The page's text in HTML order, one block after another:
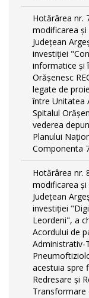
Hotărârea nr.
modificarea
Județean
investiției
informatice și
Orășenesc
legate de
între Unitatea
Spitalul
vederea
Planului
Componenta
Hotărârea nr.
modificarea
Județean
investiției
Leordeni", a
Acordului de
Administrativ-
acestuia spre
Redresare și
Transformare